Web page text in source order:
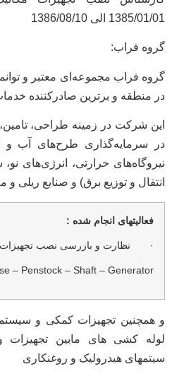
1385/01/01 الی 1386/08/10
گروه فراب:
گروه فراب مجموعه‌ای معتبر و
در منطقه و برترین صادركننده
این شرکت در زمینه طراحی،
در سرمایه‌گذاری طرح‌های آب و
نیروگاه‌های حرارتی، انرژی‌های
انتقال و توزیع برق) و صنایع ریلی و
فعالیتهای انجام شده :
· نظارت و بازرسی نصب تجهیزات
– Penstock – Shaft – Generator
و همچنین تجهیزات کمکی و
لوله کشی های مابین تجهیزات
سیتمهای هیدرولیک و روغنکاری